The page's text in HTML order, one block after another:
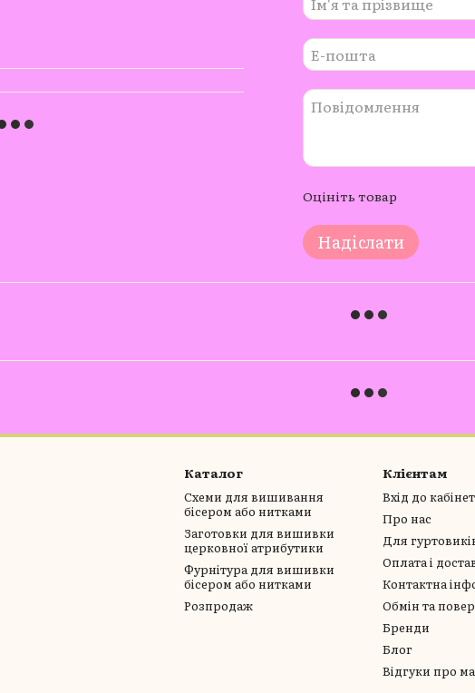
Оцініть товар
Надіслати
Каталог
Схеми для вишивання
бісером або нитками
Заготовки для вишивки
церковної атрибутики
Фурнітура для вишивки
бісером або нитками
Розпродаж
Клієнтам
Вхід до
Про нас
Для
Оплата і
Контактна
Обмін та
Бренди
Блог
Відгуки про